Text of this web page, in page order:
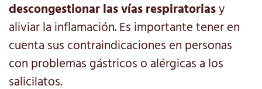
descongestionar las vías respiratoriasy
aliviar la inflamación. Es importante tener en
cuenta sus contraindicaciones en personas
con problemas gástricos o alérgicas a los
salicilatos.